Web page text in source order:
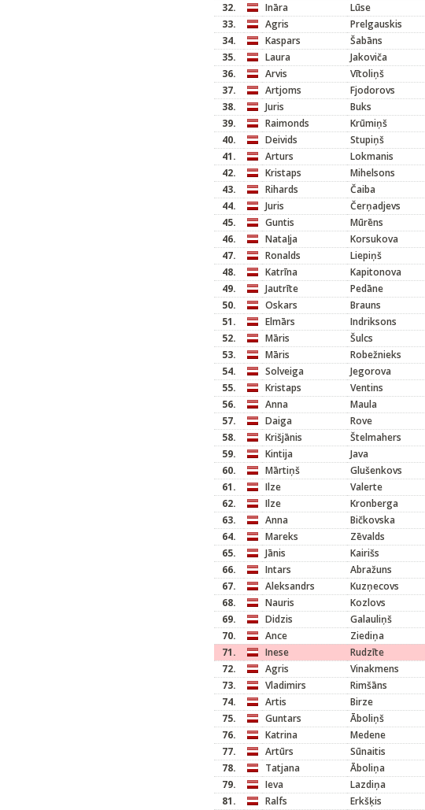
32.
Ināra Lūse
33.
Agris Prelgauskis
34.
Kaspars Šabāns
35.
Laura Jakoviča
36.
Arvis Vītoliņš
37.
Artjoms Fjodorovs
38.
Juris Buks
39.
Raimonds Krūmiņš
40.
Deivids Stupiņš
41.
Arturs Lokmanis
42.
Kristaps Mihelsons
43.
Rihards Čaiba
44.
Juris Čerņadjevs
45.
Guntis Mūrēns
46.
Nataļja Korsukova
47.
Ronalds Liepiņš
48.
Katrīna Kapitonova
49.
Jautrīte Pedāne
50.
Oskars Brauns
51.
Elmārs Indriksons
52.
Māris Šulcs
53.
Māris Robežnieks
54.
Solveiga Jegorova
55.
Kristaps Ventins
56.
Anna Maula
57.
Daiga Rove
58.
Krišjānis Štelmahers
59.
Kintija Java
60.
Mārtiņš Glušenkovs
61.
Ilze Valerte
62.
Ilze Kronberga
63.
Anna Bičkovska
64.
Mareks Zēvalds
65.
Jānis Kairišs
66.
Intars Abražuns
67.
Aleksandrs Kuzņecovs
68.
Nauris Kozlovs
69.
Didzis Galauliņš
70.
Ance Ziediņa
71.
Inese Rudzīte
72.
Agris Vinakmens
73.
Vladimirs Rimšāns
74.
Artis Birze
75.
Guntars Āboliņš
76.
Katrina Medene
77.
Artūrs Sūnaitis
78.
Tatjana Āboliņa
79.
Ieva Lazdiņa
81.
Ralfs Erkšķis